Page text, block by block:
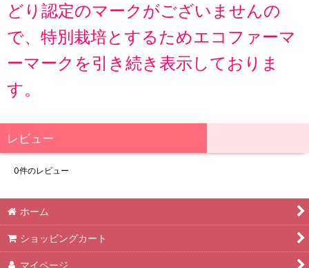
どり認定のマークがございませんの
で、特別栽培とするためエコファーマ
ーマークを引き続き表示しておりま
す。
レビュー
0件のレビュー
ホーム
ショッピングカート
マイページ